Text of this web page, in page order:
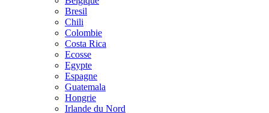
Bresil
Chili
Colombie
Costa Rica
Ecosse
Egypte
Espagne
Guatemala
Hongrie
Irlande du Nord